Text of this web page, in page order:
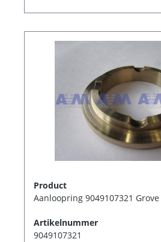
Product
Aanloopring 9049107321 Grove
Artikelnummer
9049107321